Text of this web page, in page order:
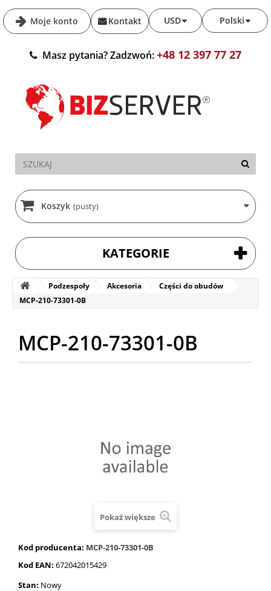
Moje konto Polski
USD
Kontakt
Masz pytania? Zadzwoń:+48 12 397 77 27
Koszyk (pusty)
KATEGORIE
Podzespoły Akcesoria
Części do obudów
MCP-210-73301-0B
MCP-210-73301-0B
Pokaż większe
Kod producenta: MCP-210-73301-0B
Kod EAN: 672042015429
Stan: Nowy